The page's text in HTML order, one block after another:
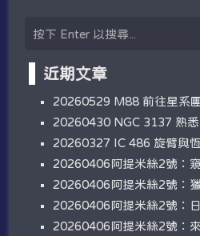
近期文章
20260529 M88 前往星系
20260430 NGC 3137 熟
20260327 IC 486 旋臂與
20260406阿提米絲2號：
20260406阿提米絲2號：
20260406阿提米絲2號：
20260406阿提米絲2號：